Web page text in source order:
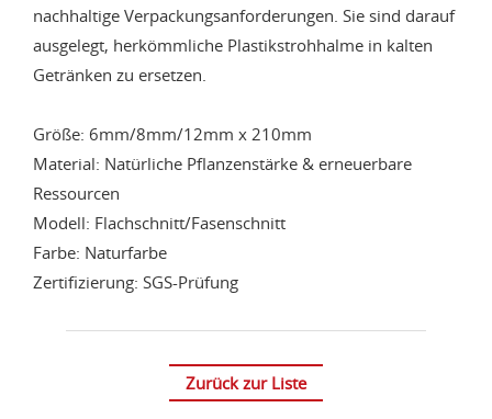
nachhaltige Verpackungsanforderungen. Sie sind darauf
ausgelegt, herkömmliche Plastikstrohhalme in kalten
Getränken zu ersetzen.
Größe: 6mm/8mm/12mm x 210mm
Material: Natürliche Pflanzenstärke & erneuerbare
Ressourcen
Modell: Flachschnitt/Fasenschnitt
Farbe: Naturfarbe
Zertifizierung: SGS-Prüfung
Zurück zur Liste